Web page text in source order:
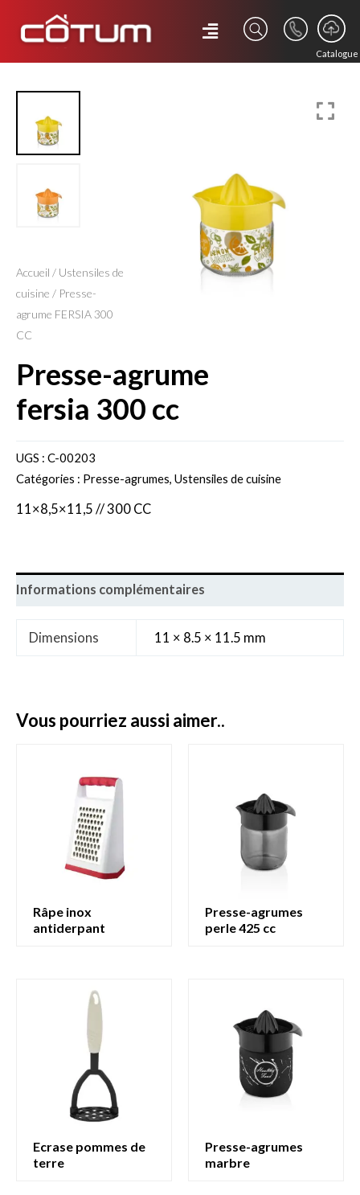
Catalogue
Accueil / Ustensiles de
cuisine / Presse-
agrume FERSIA 300
CC
presse-agrume
fersia 300 cc
UGS : C-00203
Catégories : Presse-agrumes, Ustensiles de cuisine
11×8,5×11,5 // 300 CC
Informations complémentaires
Dimensions 11 × 8.5 × 11.5 mm
vous pourriez aussi aimer..
râpe inox
antiderpant
presse-agrumes
perle 425 cc
ecrase pommes de
terre
presse-agrumes
marbre